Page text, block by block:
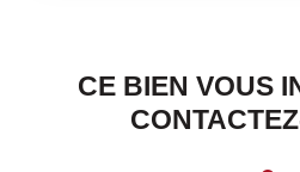
CE BIEN VOUS